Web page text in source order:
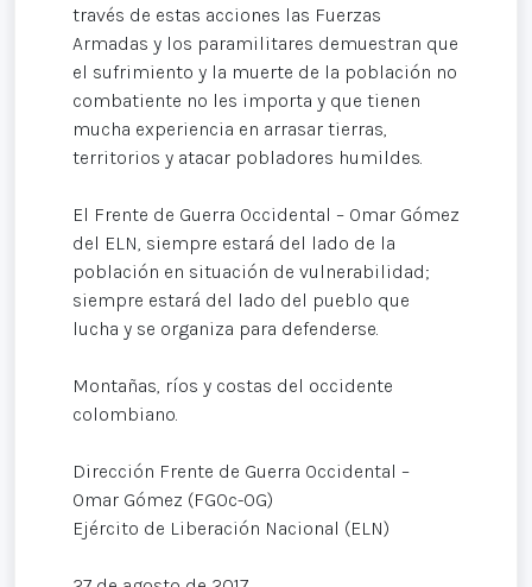
través de estas acciones las Fuerzas
Armadas y los paramilitares demuestran que
el sufrimiento y la muerte de la población no
combatiente no les importa y que tienen
mucha experiencia en arrasar tierras,
territorios y atacar pobladores humildes.
El Frente de Guerra Occidental – Omar Gómez
del ELN, siempre estará del lado de la
población en situación de vulnerabilidad;
siempre estará del lado del pueblo que
lucha y se organiza para defenderse.
Montañas, ríos y costas del occidente
colombiano.
Dirección Frente de Guerra Occidental –
Omar Gómez (FGOc-OG)
Ejército de Liberación Nacional (ELN)